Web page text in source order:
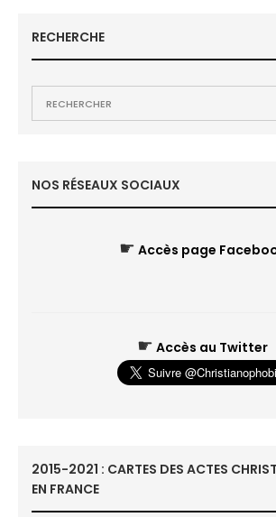
RECHERCHE
NOS RÉSEAUX SOCIAUX
☛ Accès page
☛ Accès au Twitter
2015-2021 : CARTES DES ACTES
EN FRANCE